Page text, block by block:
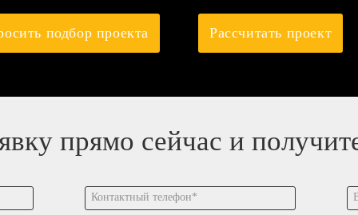
подбор проекта Рассчитать проект
прямо сейчас и